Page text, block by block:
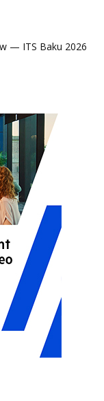
— ITS Baku 2026